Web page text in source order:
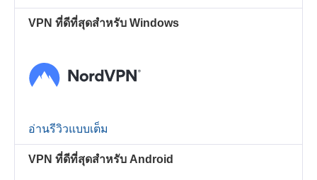
VPN ที่ดีที่สุดสำหรับ Windows
อ่านรีวิวแบบเต็ม
VPN ที่ดีที่สุดสำหรับ Android